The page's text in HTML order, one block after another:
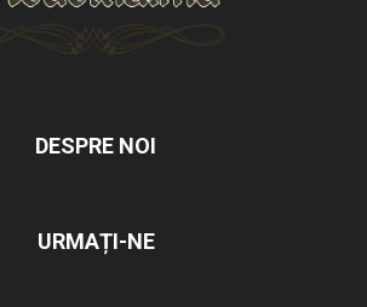
DESPRE NOI
URMAȚI-NE